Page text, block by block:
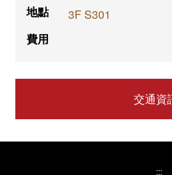
地點
3F S301
費用
交通資
:::